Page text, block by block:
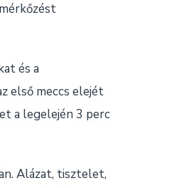
és a
első meccs elejét
a legelején 3 perc
Alázat, tisztelet,